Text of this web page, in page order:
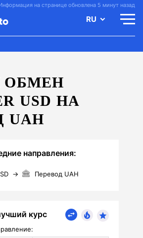
на странице обновлена 5 минут назад
RU
ОБМЕН
USD НА
UAH
направления:
→ Перевод UAH
курс